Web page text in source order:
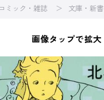
ミック・雑誌 文庫・新書
画像タップで拡大